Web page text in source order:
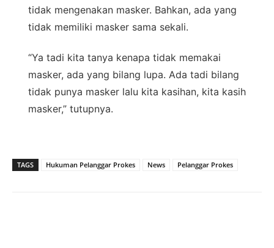
tidak mengenakan masker. Bahkan, ada yang
tidak memiliki masker sama sekali.
“Ya tadi kita tanya kenapa tidak memakai
masker, ada yang bilang lupa. Ada tadi bilang
tidak punya masker lalu kita kasihan, kita kasih
masker,” tutupnya.
TAGS Hukuman Pelanggar Prokes News Pelanggar Prokes